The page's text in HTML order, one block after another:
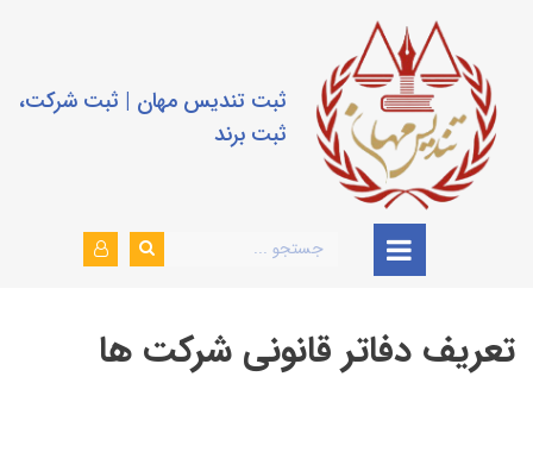
ثبت تندیس مهان | ثبت شرکت،
ثبت برند
تعریف دفاتر قانونی شرکت ها